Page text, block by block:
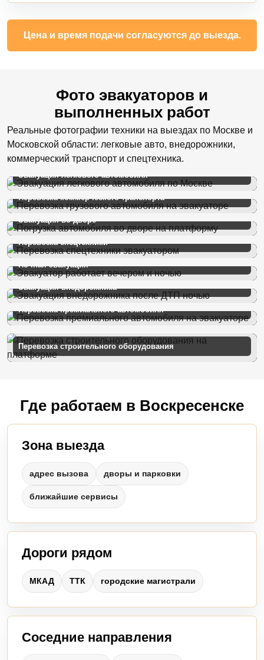
Цена и время подачи согласуются до выезда.
Фото эвакуаторов и
выполненных работ
Реальные фотографии техники на выездах по Москве и
Московской области: легковые авто, внедорожники,
коммерческий транспорт и спецтехника.
Эвакуация легкового автомобиля
Перевозка коммерческого транспорта
Эвакуация во дворе
Перевозка спецтехники
Ночная эвакуация
Эвакуация внедорожника
Перевозка премиального автомобиля
Перевозка строительного оборудования
Где работаем в Воскресенске
Зона выезда
адрес вызова дворы и парковки
ближайшие сервисы
Дороги рядом
МКАД ТТК городские магистрали
Соседние направления